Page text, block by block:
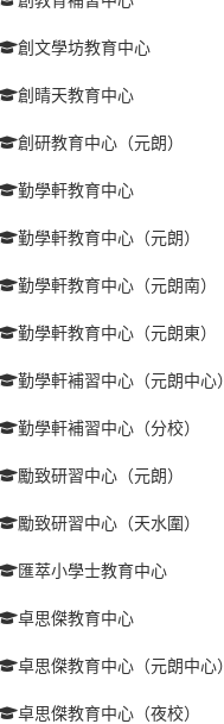
創文學坊教育中心
創晴天教育中心
創研教育中心（元朗）
勤學軒教育中心
勤學軒教育中心（元朗）
勤學軒教育中心（元朗南）
勤學軒教育中心（元朗東）
勤學軒補習中心（元朗中心）
勤學軒補習中心（分校）
勵致研習中心（元朗）
勵致研習中心（天水圍）
匯萃小學士教育中心
卓思傑教育中心
卓思傑教育中心（元朗中心）
卓思傑教育中心（夜校）